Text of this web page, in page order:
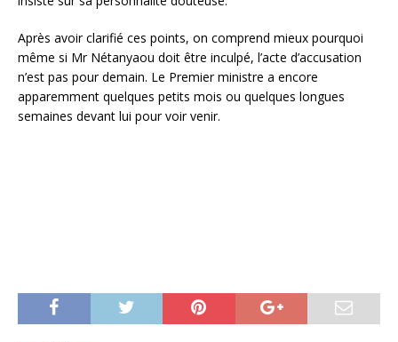
Après avoir clarifié ces points, on comprend mieux pourquoi
même si Mr Nétanyaou doit être inculpé, l’acte d’accusation
n’est pas pour demain. Le Premier ministre a encore
apparemment quelques petits mois ou quelques longues
semaines devant lui pour voir venir.